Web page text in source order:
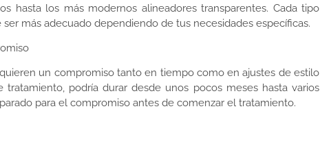
hasta los más modernos alineadores transparentes. Cada tipo
más adecuado dependiendo de tus necesidades específicas.
un compromiso tanto en tiempo como en ajustes de estilo
podría durar desde unos pocos meses hasta varios
para el compromiso antes de comenzar el tratamiento.